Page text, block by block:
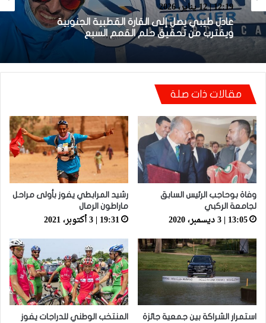
رياضات أخرى
12:19 | 12 يناير، 2026
عادل طيبي يصل إلى القارة القطبية الجنوبية
20:57 | 5 يناير، 2026
فيديو.. عادل طيبي: تسلق قمة فينسون تزامنا مع
نهائي “الكان” رسالة دعم مني للمنتخب الوطني
مقالات ذات صلة
وفاة بوحاجب الرئيس السابق
لجامعة الركبي
13:05 | 3 ديسمبر، 2020
رشيد المرابطي يفوز بأولى مراحل
ماراطون الرمال
19:31 | 3 أكتوبر، 2021
استمرار الشراكة بين جمعية جائزة
المنتخب الوطني للدراجات يفوز